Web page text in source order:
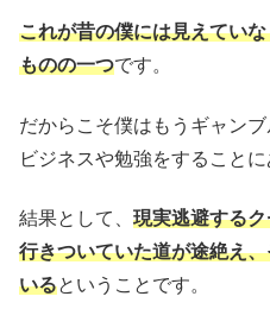
これが昔の僕には見えてい
ものの一つです。
だからこそ僕はもうギャン
ビジネスや勉強をすること
結果として、 現実逃避する
行きついていた道が途絶え
いるということです。